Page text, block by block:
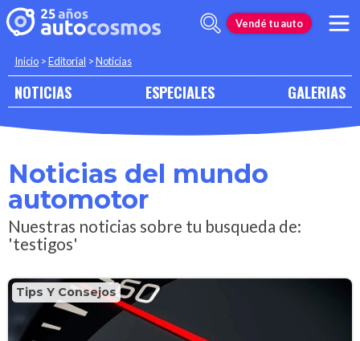
Vendé tu auto
Inicio >Editorial >Noticias
NOTICIAS ESPECIALES GALERIAS
Noticias del mundo
automotor
Nuestras noticias sobre tu busqueda de:
'testigos'
Tips Y Consejos